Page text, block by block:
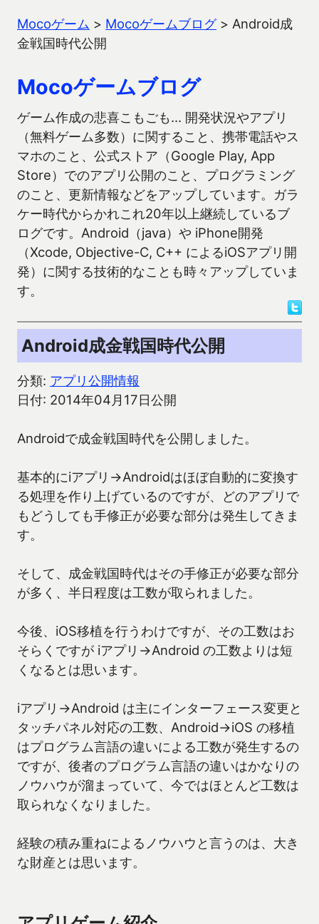
Mocoゲーム > Mocoゲームブログ> Android成
金戦国時代公開
Mocoゲームブログ
ゲーム作成の悲喜こもごも… 開発状況やアプリ
（無料ゲーム多数）に関すること、携帯電話やス
マホのこと、公式ストア（Google Play, App
Store）でのアプリ公開のこと、プログラミング
のこと、更新情報などをアップしています。ガラ
ケー時代からかれこれ20年以上継続しているブ
ログです。Android（java）や iPhone開発
（Xcode, Objective-C, C++ によるiOSアプリ開
発）に関する技術的なことも時々アップしていま
す。
Android成金戦国時代公開
分類: アプリ公開情報
日付: 2014年04月17日公開
Androidで成金戦国時代を公開しました。
基本的にiアプリ→Androidはほぼ自動的に変換す
る処理を作り上げているのですが、どのアプリで
もどうしても手修正が必要な部分は発生してきま
す。
そして、成金戦国時代はその手修正が必要な部分
が多く、半日程度は工数が取られました。
今後、iOS移植を行うわけですが、その工数はお
そらくですが iアプリ→Android の工数よりは短
くなるとは思います。
iアプリ→Android は主にインターフェース変更と
タッチパネル対応の工数、Android→iOS の移植
はプログラム言語の違いによる工数が発生するの
ですが、後者のプログラム言語の違いはかなりの
ノウハウが溜まっていて、今ではほとんど工数は
取られなくなりました。
経験の積み重ねによるノウハウと言うのは、大き
な財産とは思います。